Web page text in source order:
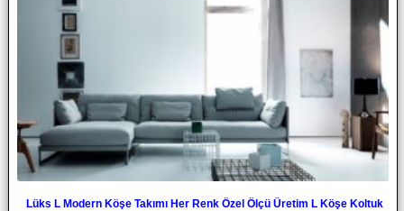
Lüks L Modern Köşe Takımı Her Renk Özel Ölçü Üretim L Köşe Koltuk